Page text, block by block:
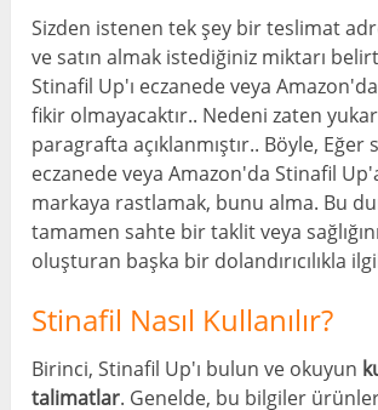
Sizden istenen tek şey bir teslimat
ve satın almak istediğiniz miktarı
Stinafil Up'ı eczanede veya
fikir olmayacaktır.. Nedeni zaten
paragrafta açıklanmıştır.. Böyle, Eğer
eczanede veya Amazon'da Stinafil
markaya rastlamak, bunu alma. Bu
tamamen sahte bir taklit veya
oluşturan başka bir dolandırıcılıkla
Stinafil Nasıl Kullanılır?
Birinci, Stinafil Up'ı bulun ve okuyun
talimatlar. Genelde, bu bilgiler